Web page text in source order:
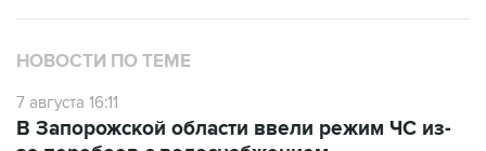
НОВОСТИ ПО ТЕМЕ
7 августа 16:11
В Запорожской области ввели режим ЧС из-